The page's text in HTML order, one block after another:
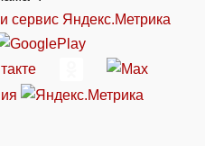
сервиc Яндекс.Метрика